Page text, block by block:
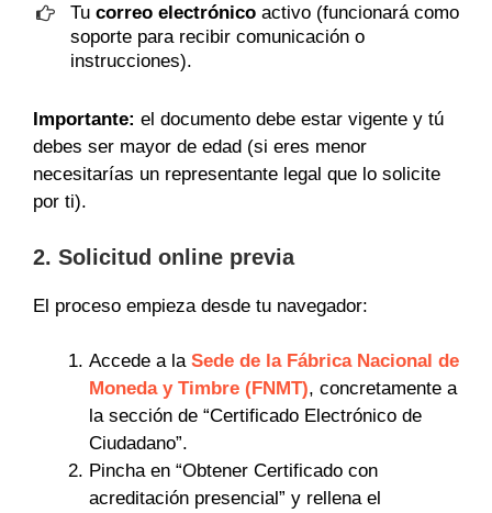
Tu correo electrónico activo (funcionará como
soporte para recibir comunicación o
instrucciones).
Importante: el documento debe estar vigente y tú
debes ser mayor de edad (si eres menor
necesitarías un representante legal que lo solicite
por ti).
2. Solicitud online previa
El proceso empieza desde tu navegador:
Accede a la Sede de la Fábrica Nacional de
Moneda y Timbre (FNMT), concretamente a
la sección de “Certificado Electrónico de
Ciudadano”.
Pincha en “Obtener Certificado con
acreditación presencial” y rellena el